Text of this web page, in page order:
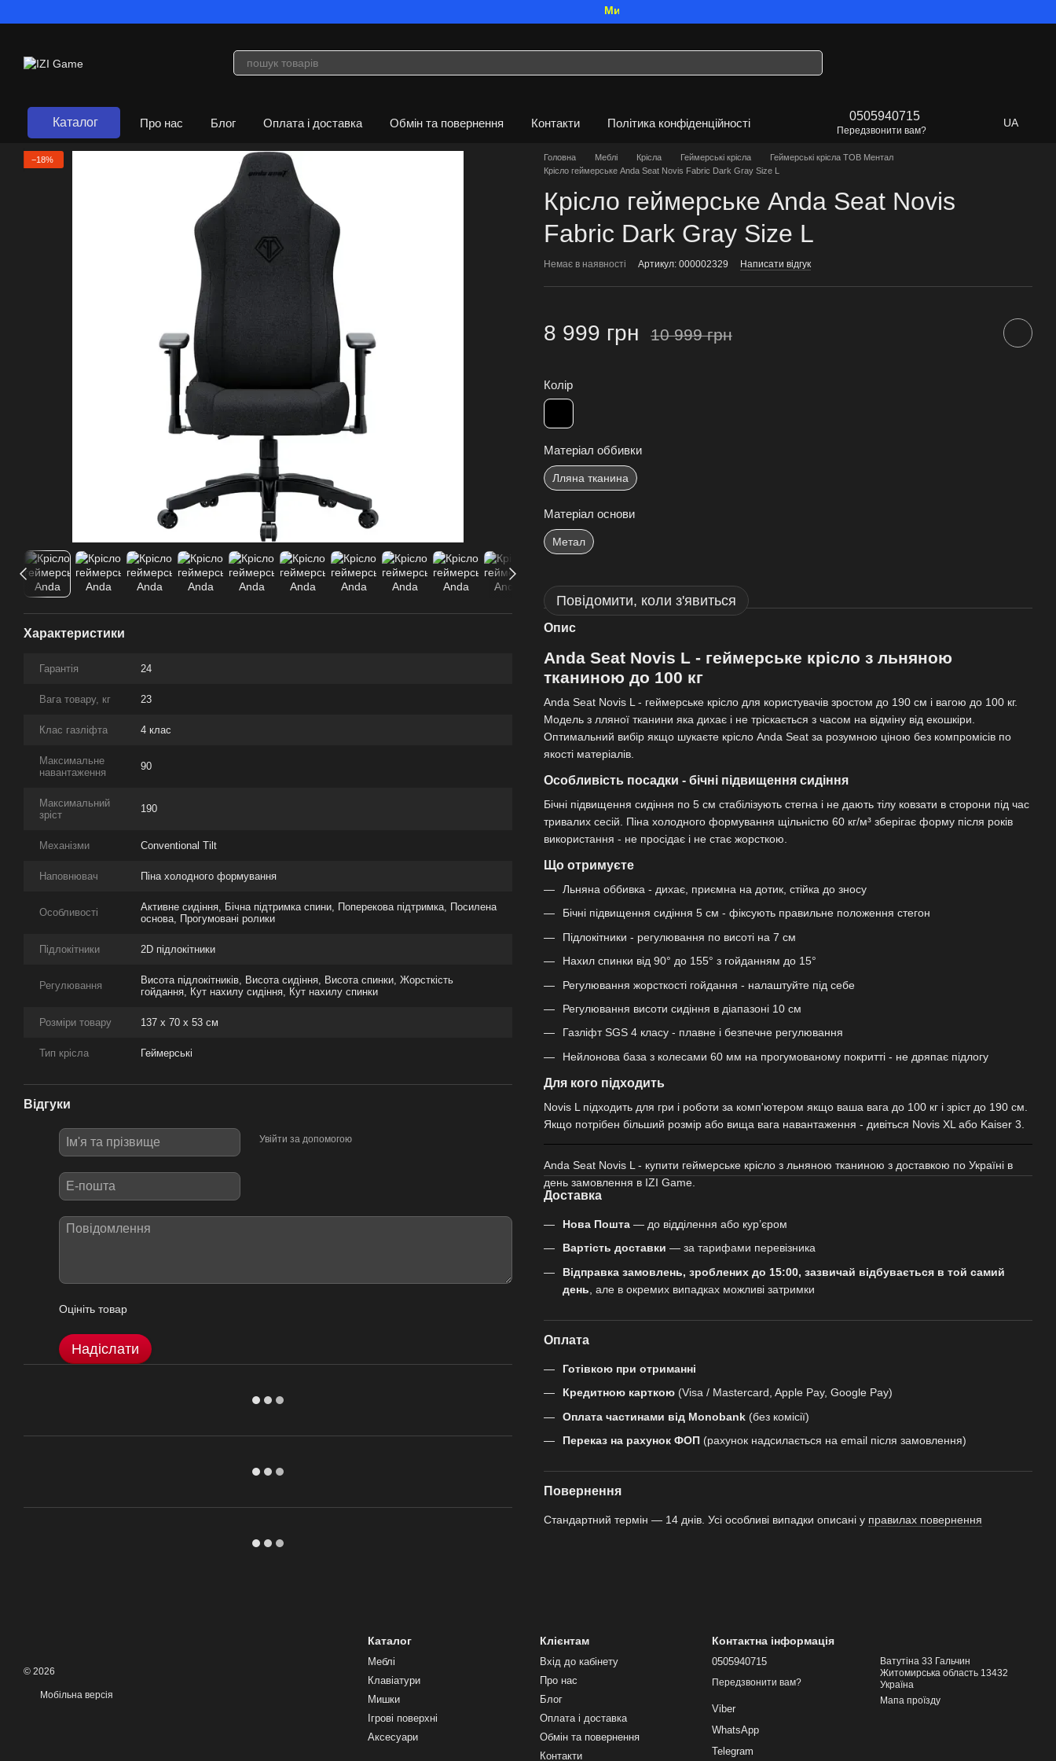
Ми працюємо. Все буде Україна!
Каталог Про нас Блог Оплата і доставка Обмін та повернення Контакти
Політика конфіденційності
0505940715
Передзвонити вам?
UA
−18%
Характеристики
Гарантія 24
Вага товару, кг 23
Клас газліфта 4 клас
Максимальне
навантаження
90
Максимальний
зріст
190
Механізми Conventional Tilt
Наповнювач Піна холодного формування
Особливості
Активне сидіння, Бічна підтримка спини, Поперекова підтримка, Посилена
основа, Прогумовані ролики
Підлокітники 2D підлокітники
Регулювання
Висота підлокітників, Висота сидіння, Висота спинки, Жорсткість
гойдання, Кут нахилу сидіння, Кут нахилу спинки
Розміри товару 137 х 70 х 53 см
Тип крісла Геймерські
Відгуки
Увійти за допомогою
Оцініть товар
Надіслати
Головна Меблі Крісла Геймерські крісла
Геймерські крісла ТОВ Ментал
Крісло геймерське Anda Seat Novis Fabric Dark Gray Size L
Крісло геймерське Anda Seat Novis
Fabric Dark Gray Size L
Немає в наявності Артикул: 000002329 Написати відгук
8 999 грн 10 999 грн
Колір
Матеріал оббивки
Лляна тканина
Матеріал основи
Метал
Повідомити, коли з'явиться
Опис
Anda Seat Novis L - геймерське крісло з льняною
тканиною до 100 кг
Anda Seat Novis L - геймерське крісло для користувачів зростом до 190 см і вагою до 100 кг.
Модель з лляної тканини яка дихає і не тріскається з часом на відміну від екошкіри.
Оптимальний вибір якщо шукаєте крісло Anda Seat за розумною ціною без компромісів по
якості матеріалів.
Особливість посадки - бічні підвищення сидіння
Бічні підвищення сидіння по 5 см стабілізують стегна і не дають тілу ковзати в сторони під час
тривалих сесій. Піна холодного формування щільністю 60 кг/м³ зберігає форму після років
використання - не просідає і не стає жорсткою.
Що отримуєте
Льняна оббивка - дихає, приємна на дотик, стійка до зносу
Бічні підвищення сидіння 5 см - фіксують правильне положення стегон
Підлокітники - регулювання по висоті на 7 см
Нахил спинки від 90° до 155° з гойданням до 15°
Регулювання жорсткості гойдання - налаштуйте під себе
Регулювання висоти сидіння в діапазоні 10 см
Газліфт SGS 4 класу - плавне і безпечне регулювання
Нейлонова база з колесами 60 мм на прогумованому покритті - не дряпає підлогу
Для кого підходить
Novis L підходить для гри і роботи за комп'ютером якщо ваша вага до 100 кг і зріст до 190 см.
Якщо потрібен більший розмір або вища вага навантаження - дивіться Novis XL або Kaiser 3.
Anda Seat Novis L - купити геймерське крісло з льняною тканиною з доставкою по Україні в
день замовлення в IZI Game.
Доставка
Нова Пошта — до відділення або кур’єром
Вартість доставки — за тарифами перевізника
Відправка замовлень, зроблених до 15:00, зазвичай відбувається в той самий
день , але в окремих випадках можливі затримки
Оплата
Готівкою при отриманні
Кредитною карткою (Visa / Mastercard, Apple Pay, Google Pay)
Оплата частинами від Monobank (без комісії)
Переказ на рахунок ФОП (рахунок надсилається на email після замовлення)
Повернення
Стандартний термін — 14 днів. Усі особливі випадки описані у правилах повернення
© 2026
Мобільна версія
Каталог
Меблі
Клавіатури
Мишки
Ігрові поверхні
Аксесуари
Клієнтам
Вхід до кабінету
Про нас
Блог
Оплата і доставка
Обмін та повернення
Контакти
Контактна інформація
0505940715
Передзвонити вам?
Viber
WhatsApp
Telegram
Ватутіна 33 Гальчин
Житомирська область 13432
Україна
Мапа проїзду